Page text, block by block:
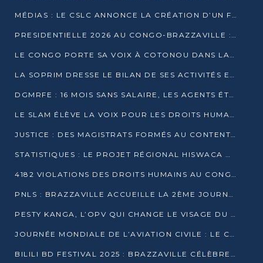
MÉDIAS : LE CSLC ANNONCE LA CRÉATION D’UN FONDS D’APPUI À LA PRESSE
PRESIDENTIELLE 2026 AU CONGO-BRAZZAVILLE : UN CASTING ÉLARGI
LE CONGO PORTE SA VOIX À COTONOU DANS LA LUTTE CONTRE LA TUBERCULOSE
LA SOPRIM DRESSE LE BILAN DE SES ACTIVITÉS ET FIXE DE NOUVELLES PRIORITÉS
DGMRFE : 16 MOIS SANS SALAIRE, LES AGENTS ÉTOUFFENT DANS LE SILENCE
LE SLAM ÉLÈVE LA VOIX POUR LES DROITS HUMAINS À BRAZZAVILLE
JUSTICE : DES MAGISTRATS FORMÉS AU CONTENTIEUX DE LA PROPRIÉTÉ INTELLECTUELLE
STATISTIQUES : LE PROJET RÉGIONAL HISWACA OFFICIELLEMENT LANCÉ AU CONGO
4182 VIOLATIONS DES DROITS HUMAINS AU CONGO EN 2025 SELON LE CAD
PNLS : BRAZZAVILLE ACCUEILLE LA 2ÈME JOURNÉE SCIENTIFIQUE SUR LE VIH/SIDA
PESTY KANGA, L’OPV QUI CHANGE LE VISAGE DU REPORTAGE AU CONGO
JOURNÉE MONDIALE DE L’AVIATION CIVILE : LE CONGO MISE SUR L’INNOVATION ET LA SÉCURITÉ
BILILI BD FESTIVAL 2025 : BRAZZAVILLE CÉLÈBRE DIX ANS DE CRÉATION GRAPHIQUE AFRICAINE